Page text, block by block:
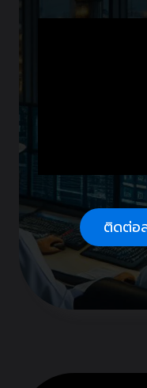
ติดต่อ